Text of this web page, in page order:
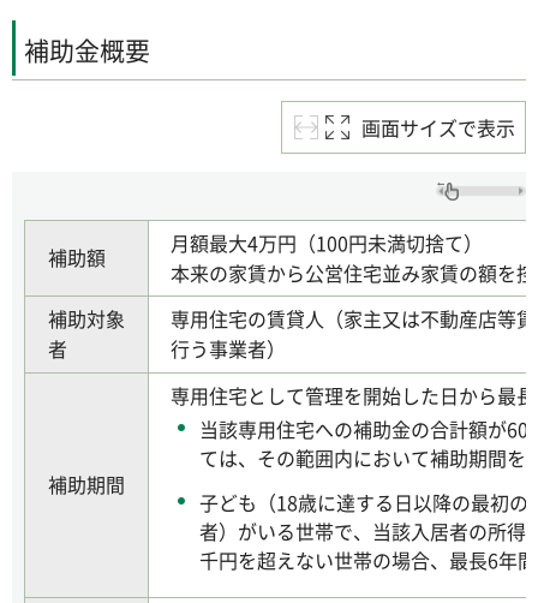
補助金概要
画面サイズで表示
補助額
月額最大4万円（100円未満切捨て）
本来の家賃から公営住宅並み家賃の額を
補助対象
者
専用住宅の賃貸人（家主又は不動産店等
行う事業者）
補助期間
専用住宅として管理を開始した日から最
当該専用住宅への補助金の合計額が
ては、その範囲内において補助期間を
子ども（18歳に達する日以降の最初
者）がいる世帯で、当該入居者の所得
千円を超えない世帯の場合、最長6年